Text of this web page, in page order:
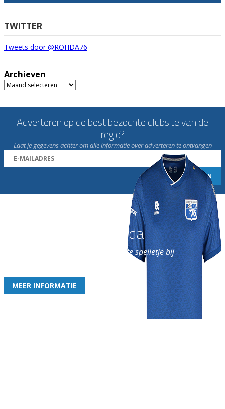
TWITTER
Tweets door @ROHDA76
Archieven
Archieven
Adverteren op de best bezochte clubsite van de
regio?
Laat je gegevens achter om alle informatie over adverteren te ontvangen
Word nu lid van Rohda
en geniet iedere week van het leukste spelletje bij
MEER INFORMATIE